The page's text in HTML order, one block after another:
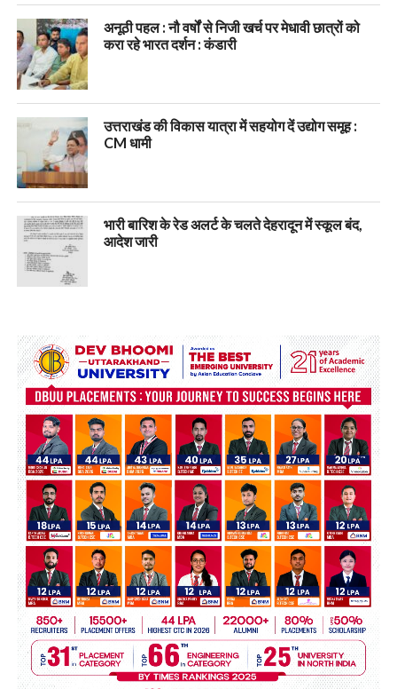
अनूठी पहल : नौ वर्षों से निजी खर्च पर मेधावी छात्रों को
करा रहे भारत दर्शन : कंडारी
उत्तराखंड की विकास यात्रा में सहयोग दें उद्योग समूह :
CM धामी
भारी बारिश के रेड अलर्ट के चलते देहरादून में स्कूल बंद,
आदेश जारी